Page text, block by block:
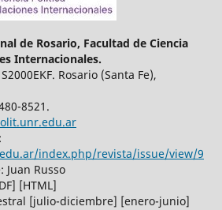
de Rosario, Facultad de Ciencia
Internacionales.
Rosario (Santa Fe),
8521.
index.php/revista/issue/view/9
Juan Russo
[HTML]
[julio-diciembre] [enero-junio]